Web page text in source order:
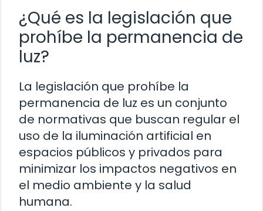
¿Qué es la legislación que
prohíbe la permanencia de
luz?
La legislación que prohíbe la
permanencia de luz es un conjunto
de normativas que buscan regular el
uso de la iluminación artificial en
espacios públicos y privados para
minimizar los impactos negativos en
el medio ambiente y la salud
humana.